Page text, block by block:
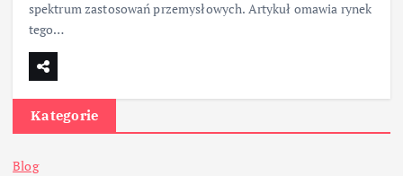
spektrum zastosowań przemysłowych. Artykuł omawia rynek
tego…
Kategorie
Blog